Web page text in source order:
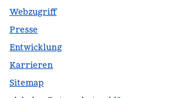
Webzugriff
Presse
Entwicklung
Karrieren
Sitemap